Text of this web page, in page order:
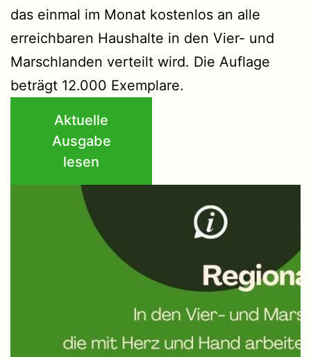
das einmal im Monat kostenlos an alle
erreichbaren Haushalte in den Vier- und
Marschlanden verteilt wird. Die Auflage
beträgt 12.000 Exemplare.
Aktuelle
Ausgabe
lesen